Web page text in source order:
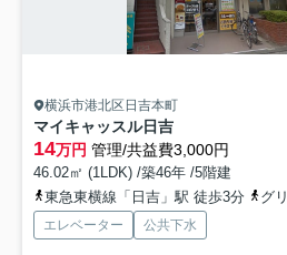
横浜市港北区日吉本町
マイキャッスル日吉
14万円 管理/共益費3,000円
46.02㎡ (1LDK) /築46年 /5階建
東急東横線「日吉」駅 徒歩3分
グリ
エレベーター 公共下水